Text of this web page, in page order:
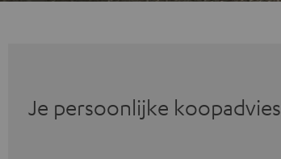
Je persoonlijke koopadvies